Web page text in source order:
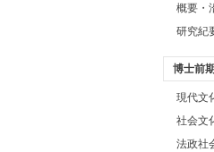
概要・
研究紀
博士前
現代文
社会文
法政社